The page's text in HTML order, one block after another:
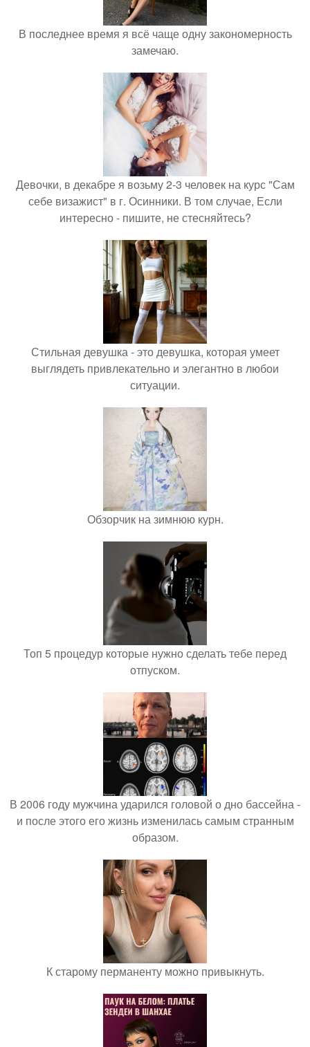
В последнее время я всё чаще одну закономерность
замечаю.
Девочки, в декабре я возьму 2-3 человек на курс "Сам
себе визажист" в г. Осинники. В том случае, Если
интересно - пишите, не стесняйтесь?
Стильная девушка - это девушка, которая умеет
выглядеть привлекательно и элегантно в любои
ситуации.
Обзорчик на зимнюю курн.
Топ 5 процедур которые нужно сделать тебе перед
отпуском.
В 2006 году мужчина ударился головой о дно бассейна -
и после этого его жизнь изменилась самым странным
образом.
К старому перманенту можно привыкнуть.